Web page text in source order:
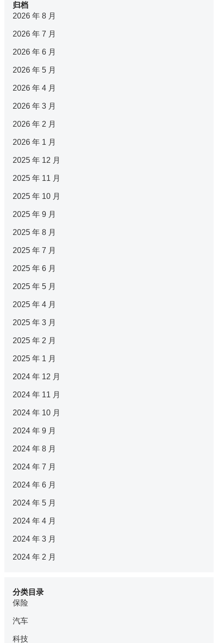
归档
2026 年 8 月
2026 年 7 月
2026 年 6 月
2026 年 5 月
2026 年 4 月
2026 年 3 月
2026 年 2 月
2026 年 1 月
2025 年 12 月
2025 年 11 月
2025 年 10 月
2025 年 9 月
2025 年 8 月
2025 年 7 月
2025 年 6 月
2025 年 5 月
2025 年 4 月
2025 年 3 月
2025 年 2 月
2025 年 1 月
2024 年 12 月
2024 年 11 月
2024 年 10 月
2024 年 9 月
2024 年 8 月
2024 年 7 月
2024 年 6 月
2024 年 5 月
2024 年 4 月
2024 年 3 月
2024 年 2 月
分类目录
保险
汽车
科技